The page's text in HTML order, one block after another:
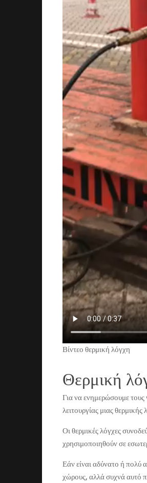
Βίντεο θερμική λόγχη
Θερμική
Για να ενημερώσουμε τους
λειτουργίας μιας
Οι θερμικές λόγχες
χρησιμοποιηθούν σε
Εάν είναι αδύνατο ή πολύ
χώρους, αλλά συχνά αυτό